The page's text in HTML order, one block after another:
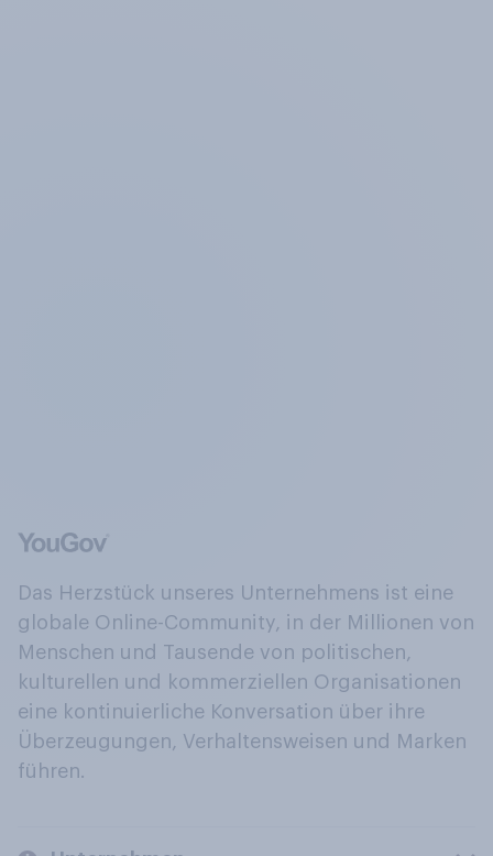
Das Herzstück unseres Unternehmens ist eine
globale Online-Community, in der Millionen von
Menschen und Tausende von politischen,
kulturellen und kommerziellen Organisationen
eine kontinuierliche Konversation über ihre
Überzeugungen, Verhaltensweisen und Marken
führen.